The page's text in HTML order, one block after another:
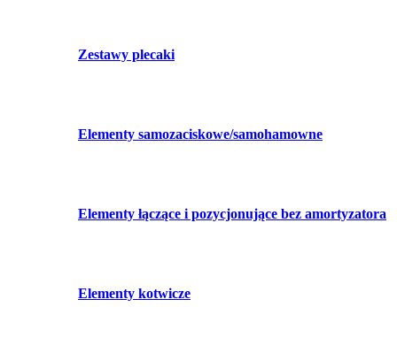
Zestawy plecaki
Elementy samozaciskowe/samohamowne
Elementy łączące i pozycjonujące bez amortyzatora
Elementy kotwicze